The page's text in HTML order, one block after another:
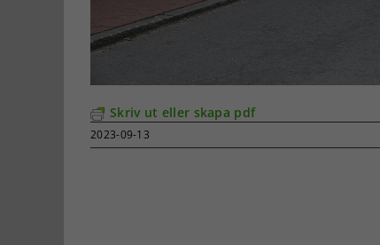
Skriv ut eller skapa pdf
2023-09-13